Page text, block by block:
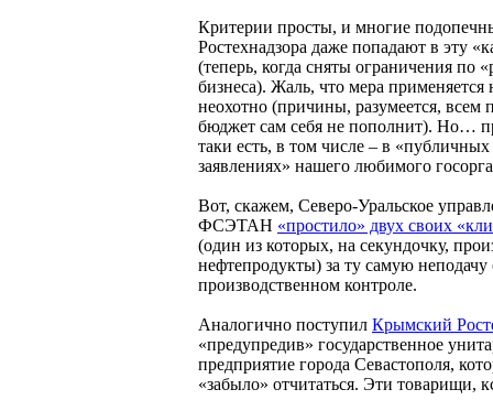
Критерии просты, и многие
Ростехнадзора даже попадают в эту
(теперь, когда сняты ограничения по
бизнеса). Жаль, что мера применяется
неохотно (причины, разумеется, всем
бюджет сам себя не пополнит). Но…
таки есть, в том числе – в «публичных
заявлениях» нашего любимого
Вот, скажем, Северо-Уральское
ФСЭТАН «простило» двух своих
(один из которых, на секундочку,
нефтепродукты) за ту самую неподачу
производственном контроле.
Аналогично поступил Крымский
«предупредив» государственное
предприятие города Севастополя,
«забыло» отчитаться. Эти товарищи,